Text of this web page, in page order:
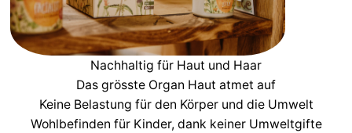
Nachhaltig für Haut und Haar
Das grösste Organ Haut atmet auf
Keine Belastung für den Körper und die Umwelt
Wohlbefinden für Kinder, dank keiner Umweltgifte